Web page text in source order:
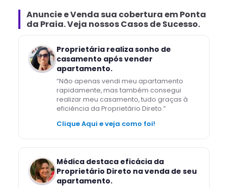
Anuncie e Venda sua cobertura emPonta
da Praia. Veja nossos Casos de Sucesso.
Proprietária realiza sonho de
casamento após vender
apartamento.
“Não apenas vendi meu apartamento
rapidamente, mas também consegui
realizar meu casamento, tudo graças à
eficiência da Proprietário Direto.”
Clique Aqui e veja como foi!
Médica destaca eficácia da
Proprietário Direto na venda de seu
apartamento.